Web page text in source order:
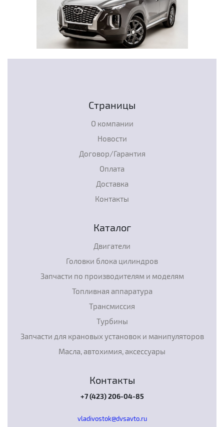
Страницы
О компании
Новости
Договор/Гарантия
Оплата
Доставка
Контакты
Каталог
Двигатели
Головки блока цилиндров
Запчасти по производителям и моделям
Топливная аппаратура
Трансмиссия
Турбины
Запчасти для крановых установок и манипуляторов
Масла, автохимия, аксессуары
Контакты
+7 (423) 206-04-85
vladivostok@dvsavto.ru